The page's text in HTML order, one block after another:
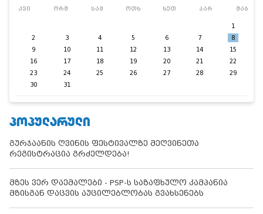
კვი ორშ სამ ოთხ ხუთ პარ შაბ
1
2
3 4 5 6 7
8
9
10 11 12 13 14
15
16
17 18 19 20 21
22
23
24 25 26 27 28
29
30
31
ᲞᲝᲞᲣᲚᲐᲠᲣᲚᲘ
გურჯაანის ღვინის ფესტივალზე მეღვინეთა
რეგისტრაცია გრძელდება!
მზეს ვერ დაემალები - PSP-ს საზაფხულო კამპანია
მზისგან დაცვის აუცილებლობას გვახსენებს